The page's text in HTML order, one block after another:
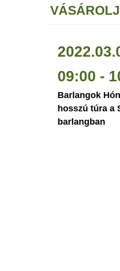
09:00 -
Barlangok
hosszú túra a
barlangban